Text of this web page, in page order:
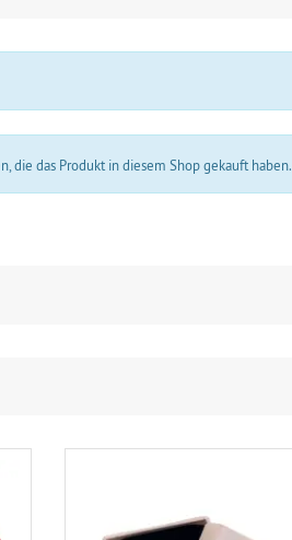
die das Produkt in diesem Shop gekauft haben.